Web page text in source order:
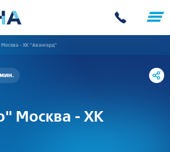
- ХК "Авангард"
Москва - ХК